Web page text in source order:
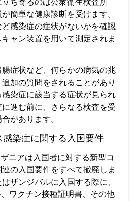
簡単な健康診断を受けます。
感染症の症状がないかを確認
ャン装置を用いて測定されま
症状など、何らかの病気の兆
加の質問をされることがあり
染症に該当する症状が見られ
進む前に、さらなる検査を受
があります。
染症に関する入国要件
ニアは入国者に対する新型コ
の入国要件をすべて撤廃しま
ザンジバルに入国する際に、
ワクチン接種証明書、その他